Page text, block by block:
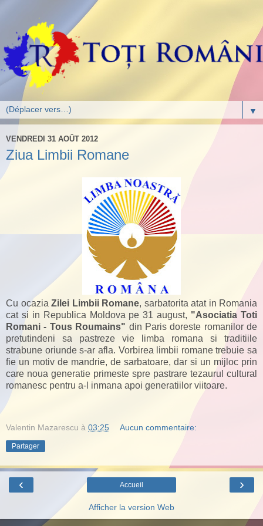
▼
VENDREDI 31 AOÛT 2012
Ziua Limbii Romane
Cu ocazia Zilei Limbii Romane, sarbatorita atat in Romania
cat si in Republica Moldova pe 31 august, "Asociatia Toti
Romani - Tous Roumains" din Paris doreste romanilor de
pretutindeni sa pastreze vie limba romana si traditiile
strabune oriunde s-ar afla. Vorbirea limbii romane trebuie sa
fie un motiv de mandrie, de sarbatoare, dar si un mijloc prin
care noua generatie primeste spre pastrare tezaurul cultural
romanesc pentru a-l inmana apoi generatiilor viitoare.
Valentin Mazarescu à 03:25 Aucun commentaire:
Partager
‹ ›
Accueil
Afficher la version Web